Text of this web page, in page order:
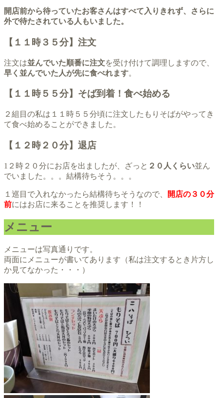
開店前から待っていたお客さんはすべて入りきれず、さらに
外で待たされている人もいました。
【１１時３５分】注文
注文は並んでいた順番に注文を受け付けて調理しますので、
早く並んでいた人が先に食べれます。
【１１時５５分】そば到着！食べ始める
２組目の私は１１時５５分頃に注文したもりそばがやってき
て食べ始めることができました。
【１２時２０分】退店
1２時２０分にお店を出ましたが、ざっと ２０人くらい並ん
でいました。。。結構待ちそう。。。
１巡目で入れなかったら結構待ちそうなので、
開店の３０分
前にはお店に来ることを推奨します！！
メニュー
メニューは写真通りです。
両面にメニューが書いてあります（私は注文するとき片方し
か見てなかった・・・）